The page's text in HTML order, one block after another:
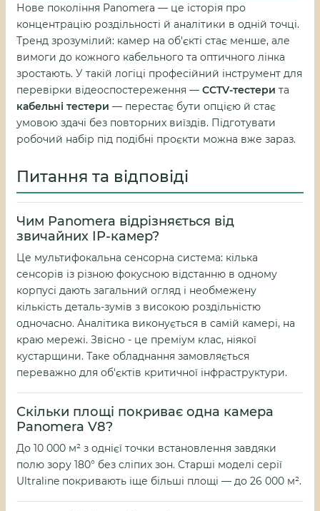
Нове покоління Panomera — це історія про
концентрацію роздільності й аналітики в одній точці.
Тренд зрозумілий: камер на об'єкті стає менше, але
вимоги до кожного кабельного та оптичного лінка
зростають. У такій логіці професійний інструмент для
перевірки відеоспостереження — CCTV-тестери та
кабельні тестери — перестає бути опцією й стає
умовою здачі без повторних виїздів. Підготувати
робочий набір під подібні проєкти можна вже зараз.
Питання та відповіді
Чим Panomera відрізняється від
звичайних IP-камер?
Це мультифокальна сенсорна система: кілька
сенсорів із різною фокусною відстанню в одному
корпусі дають загальний огляд і необмежену
кількість деталь-зумів з високою роздільністю
одночасно. Аналітика виконується в самій камері, на
краю мережі. Звісно - це преміум клас, ніякої
кустарщини. Таке обладнання замовляється
переважно для об'єктів критичної інфраструктури.
Скільки площі покриває одна камера
Panomera V8?
До 10 000 м² з однієї точки встановлення завдяки
полю зору 180° без сліпих зон. Старші моделі серії
Ultraline покривають іще більші площі — до 26 000 м².